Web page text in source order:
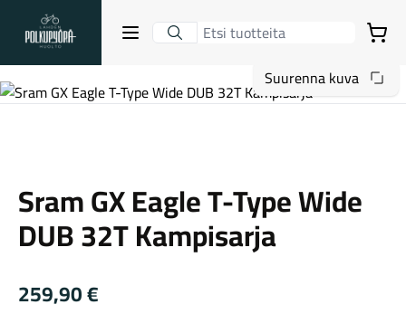
Lahden Polkupyörähuolto - etusivulle
Avaa sulje valikko
Hakutulokset
Suositut osastot
Ostoskori
Suurenna kuva
Sram GX Eagle T-Type Wide
DUB 32T Kampisarja
259,90€